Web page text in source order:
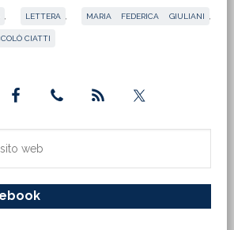
LETTERA MARIA FEDERICA GIULIANI
CIATTI